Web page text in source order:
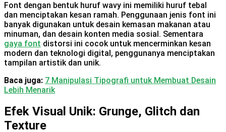
Font dengan bentuk huruf wavy ini memiliki huruf tebal
dan menciptakan kesan ramah. Penggunaan jenis font ini
banyak digunakan untuk desain kemasan makanan atau
minuman, dan desain konten media sosial. Sementara
gaya font distorsi ini cocok untuk mencerminkan kesan
modern dan teknologi digital, penggunanya menciptakan
tampilan artistik dan unik.
Baca juga: 7 Manipulasi Tipografi untuk Membuat Desain
Lebih Menarik
Efek Visual Unik: Grunge, Glitch dan
Texture